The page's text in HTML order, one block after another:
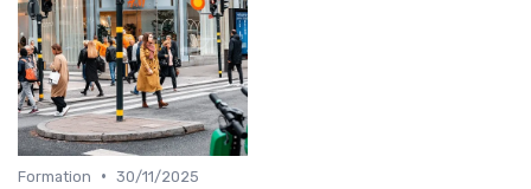
Formation • 30/11/2025